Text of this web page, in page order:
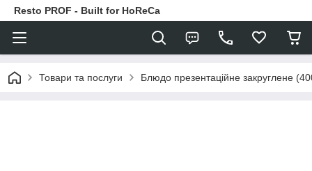
Resto PROF - Built for HoReCa
Товари та послуги Блюдо презентаційне закруглене